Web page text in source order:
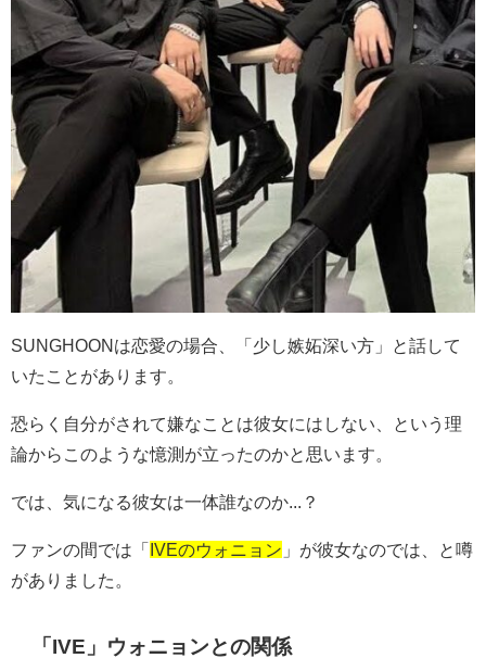
SUNGHOONは恋愛の場合、「少し嫉妬深い方」と話して
いたことがあります。
恐らく自分がされて嫌なことは彼女にはしない、という理
論からこのような憶測が立ったのかと思います。
では、気になる彼女は一体誰なのか...？
ファンの間では「 IVEのウォニョン 」が彼女なのでは、と噂
がありました。
「IVE」ウォニョンとの関係